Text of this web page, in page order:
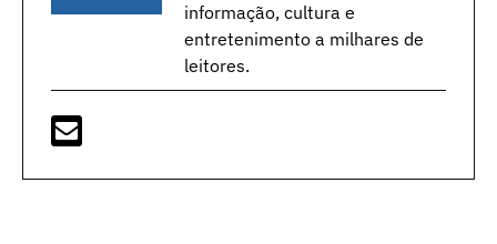
informação, cultura e
entretenimento a milhares de
leitores.